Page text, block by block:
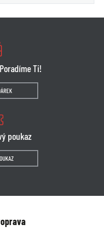
Ti!
poukaz